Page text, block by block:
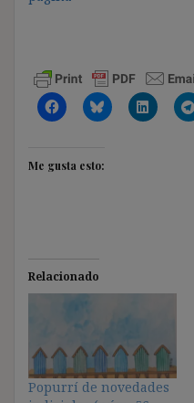
Me gusta esto:
Relacionado
Popurrí de novedades